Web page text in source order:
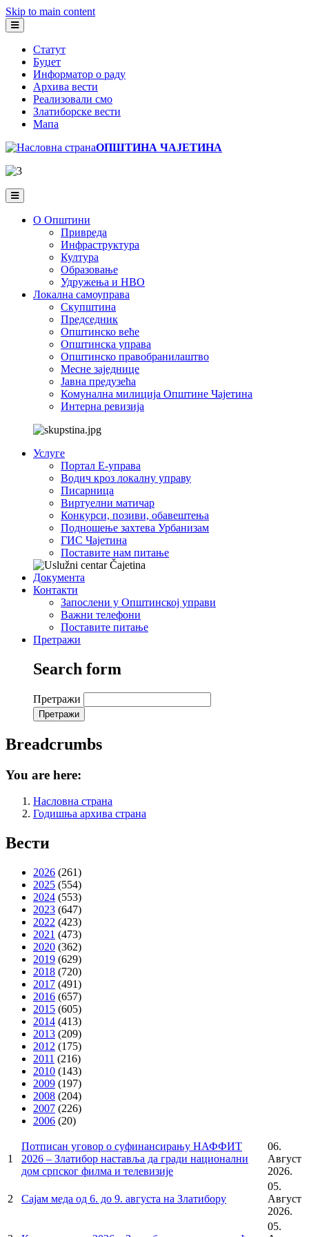
Skip to main content
Статут
Буџет
Информатор о раду
Архива вести
Реализовали смо
Златиборске вести
Мапа
ОПШТИНА ЧАЈЕТИНА
О Општини
Привреда
Инфраструктура
Култура
Образовање
Удружења и НВО
Локална самоуправа
Скупштина
Председник
Општинско веће
Општинска управа
Општинско правобранилаштво
Месне заједнице
Јавна предузећа
Комунална милиција Општине Чајетина
Интерна ревизија
Услуге
Портал Е-управа
Водич кроз локалну управу
Писарница
Виртуелни матичар
Конкурси, позиви, обавештења
Подношење захтева Урбанизам
ГИС Чајетина
Поставите нам питање
Документа
Контакти
Запослени у Општинској управи
Важни телефони
Поставите питање
Претражи
Search form
Претражи
Breadcrumbs
You are here:
Насловна страна
Годишња архива страна
Вести
2026 (261)
2025 (554)
2024 (553)
2023 (647)
2022 (423)
2021 (473)
2020 (362)
2019 (629)
2018 (720)
2017 (491)
2016 (657)
2015 (605)
2014 (413)
2013 (209)
2012 (175)
2011 (216)
2010 (143)
2009 (197)
2008 (204)
2007 (226)
2006 (20)
1
Потписан уговор о суфинансирању НАФФИТ
2026 – Златибор наставља да гради национални
дом српског филма и телевизије
06.
Август
2026.
2 Сајам меда од 6. до 9. августа на Златибору
05.
Август
2026.
05.